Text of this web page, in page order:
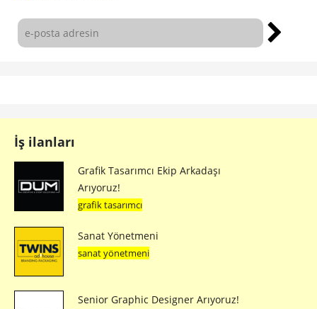
İş ilanları
Grafik Tasarımcı Ekip Arkadaşı
Arıyoruz!
grafik tasarımcı
Sanat Yönetmeni
sanat yönetmeni
Senior Graphic Designer Arıyoruz!